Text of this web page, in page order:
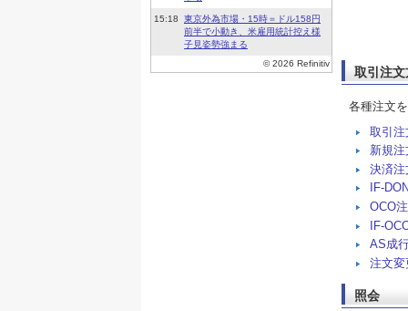
取引注文
各種注文
取引注
新規注
決済注
IF-
OCO
IF-
AS成
注文
照会